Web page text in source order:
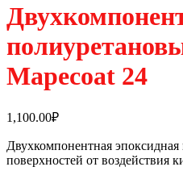
Mapecoat 24
1,100.00₽
Двухкомпонентная
поверхностей от воздействия